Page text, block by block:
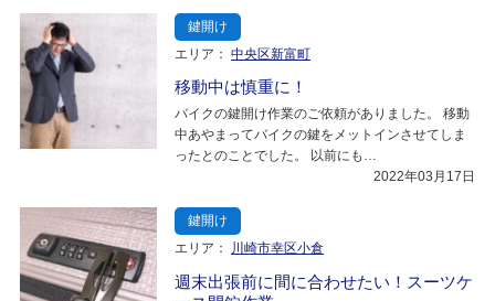
鍵開け
エリア： 中央区新富町
移動中は慎重に！
バイクの鍵開け作業のご依頼がありました。 移動
中あやまってバイクの鍵をメットインさせてしま
ったとのことでした。 以前にも…
2022年03月17日
鍵開け
エリア：
川崎市幸区小倉
週末出張前に間に合わせたい！スーツケ